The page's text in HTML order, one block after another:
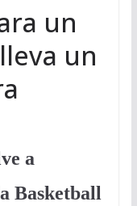
un
un
a
Basketball